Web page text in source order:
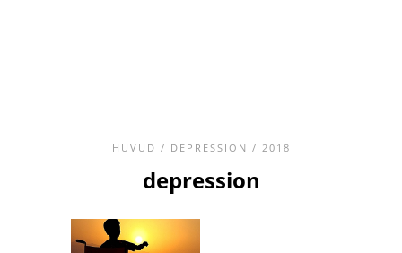
HUVUD / DEPRESSION / 2018
depression